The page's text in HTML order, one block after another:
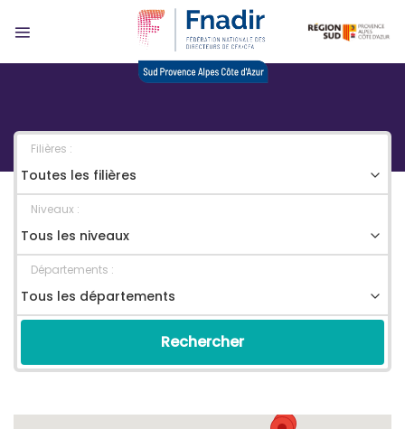
Filières :
Niveaux :
Départements :